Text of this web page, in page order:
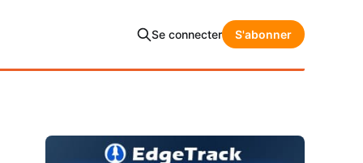
Se connecter S'abonner